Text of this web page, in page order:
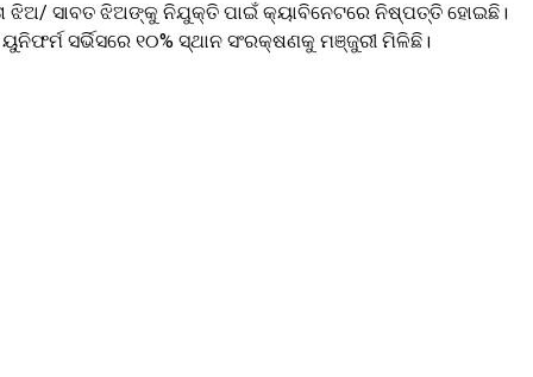
ଝିଅ/ ସାବତ ଝିଅଙ୍କୁ ନିଯୁକ୍ତି ପାଇଁ କ୍ୟାବିନେଟରେ ନିଷ୍ପତ୍ତି ହୋଇଛି।
ସର୍ଭିସରେ ୧୦% ସ୍ଥାନ ସଂରକ୍ଷଣକୁ ମଞ୍ଜୁରୀ ମିଳିଛି।